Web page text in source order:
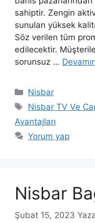
sahiptir. Zengin
sunulan yüksek
Söz verilen tüm
edilecektir.
sorunsuz …
Kategoriler
Nisbar
Etiketler
Nisbar TV Ve
Avantajları
Yorum yap
Nisbar
Şubat 15, 2023